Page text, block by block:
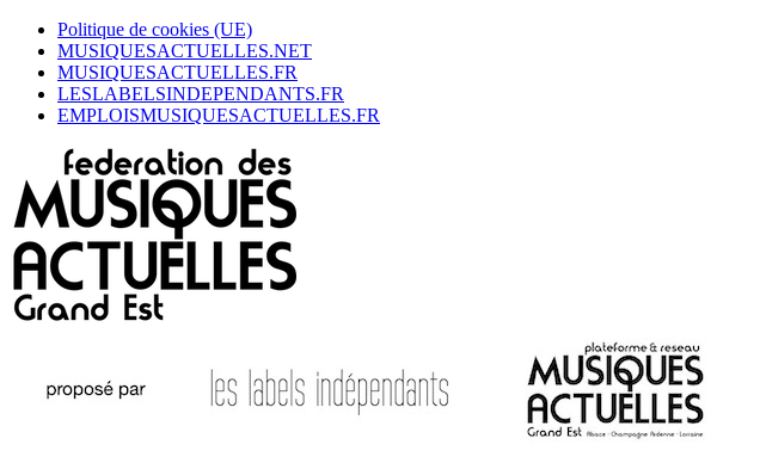
Politique de cookies (UE)
MUSIQUESACTUELLES.NET
MUSIQUESACTUELLES.FR
LESLABELSINDEPENDANTS.FR
EMPLOISMUSIQUESACTUELLES.FR